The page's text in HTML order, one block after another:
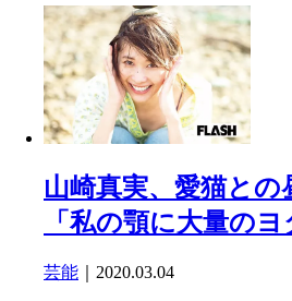
山崎真実、愛猫との
「私の顎に大量の
芸能 ｜2020.03.04